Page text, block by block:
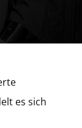
es sich